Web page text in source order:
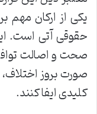
یکی از ارکان مهم
حقوقی آتی است.
صحت و اصالت
صورت بروز
کلیدی ایفا کنند.